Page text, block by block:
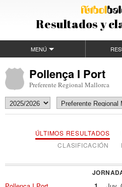
Resultados y
MENÚ
Pollença I Port
Preferente Regional Mallorca
ÚLTIMOS RESULTADOS
CLASIFICACIÓN